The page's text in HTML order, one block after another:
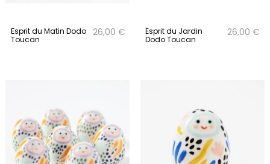
Esprit du Matin Dodo
Toucan
26,00 €
Esprit du Jardin
Dodo Toucan
26,00 €